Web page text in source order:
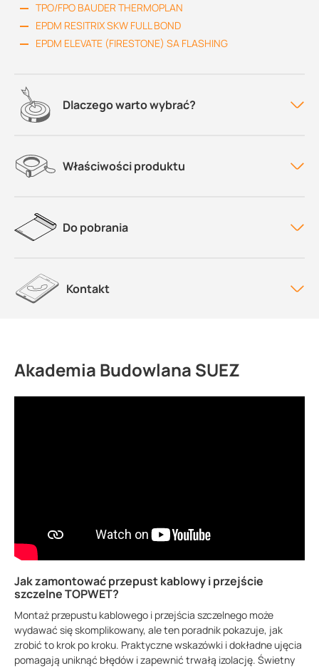
TPO/FPO BAUDER THERMOPLAN
EPDM RESITRIX SKW FULL BOND
EPDM ELEVATE (FIRESTONE) SA FLASHING
Dlaczego warto wybrać?
Właściwości produktu
Do pobrania
Kontakt
Akademia Budowlana SUEZ
Jak zamontować przepust kablowy i przejście
szczelne TOPWET?
Montaż przepustu kablowego i przejścia szczelnego może
wydawać się skomplikowany, ale ten poradnik pokazuje, jak
zrobić to krok po kroku. Praktyczne wskazówki i dokładne ujęcia
pomagają uniknąć błędów i zapewnić trwałą izolację. Świetny